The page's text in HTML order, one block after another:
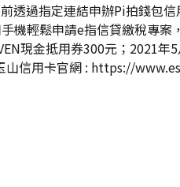
透過指定連結申辦Pi拍錢包
機輕鬆申請e指信貸繳稅專
現金抵用券300元；2021
山信用卡官網 : https://